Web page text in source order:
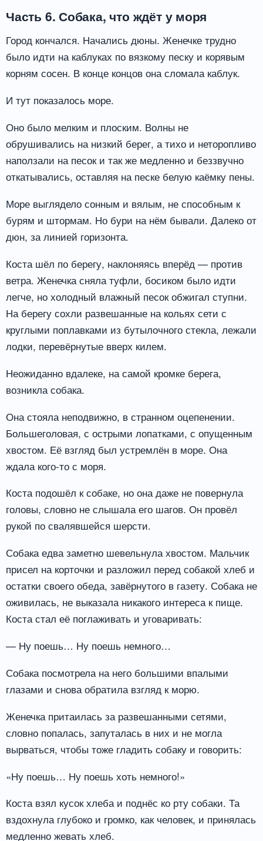
Часть 6. Собака, что ждёт у моря
Город кончался. Начались дюны. Женечке трудно
было идти на каблуках по вязкому песку и корявым
корням сосен. В конце концов она сломала каблук.
И тут показалось море.
Оно было мелким и плоским. Волны не
обрушивались на низкий берег, а тихо и неторопливо
наползали на песок и так же медленно и беззвучно
откатывались, оставляя на песке белую каёмку пены.
Море выглядело сонным и вялым, не способным к
бурям и штормам. Но бури на нём бывали. Далеко от
дюн, за линией горизонта.
Коста шёл по берегу, наклоняясь вперёд — против
ветра. Женечка сняла туфли, босиком было идти
легче, но холодный влажный песок обжигал ступни.
На берегу сохли развешанные на кольях сети с
круглыми поплавками из бутылочного стекла, лежали
лодки, перевёрнутые вверх килем.
Неожиданно вдалеке, на самой кромке берега,
возникла собака.
Она стояла неподвижно, в странном оцепенении.
Большеголовая, с острыми лопатками, с опущенным
хвостом. Её взгляд был устремлён в море. Она
ждала кого-то с моря.
Коста подошёл к собаке, но она даже не повернула
головы, словно не слышала его шагов. Он провёл
рукой по свалявшейся шерсти.
Собака едва заметно шевельнула хвостом. Мальчик
присел на корточки и разложил перед собакой хлеб и
остатки своего обеда, завёрнутого в газету. Собака не
оживилась, не выказала никакого интереса к пище.
Коста стал её поглаживать и уговаривать:
— Ну поешь… Ну поешь немного…
Собака посмотрела на него большими впалыми
глазами и снова обратила взгляд к морю.
Женечка притаилась за развешанными сетями,
словно попалась, запуталась в них и не могла
вырваться, чтобы тоже гладить собаку и говорить:
«Ну поешь… Ну поешь хоть немного!»
Коста взял кусок хлеба и поднёс ко рту собаки. Та
вздохнула глубоко и громко, как человек, и принялась
медленно жевать хлеб.